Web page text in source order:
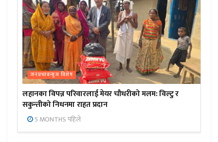
जनप्रभाबन्युज विशेष
लहानका विपन्न परिवारलाई मेयर चौधरीको मलम: विल्टु र
सकुन्तीको निधनमा राहत प्रदान
5 MONTHS पहिले